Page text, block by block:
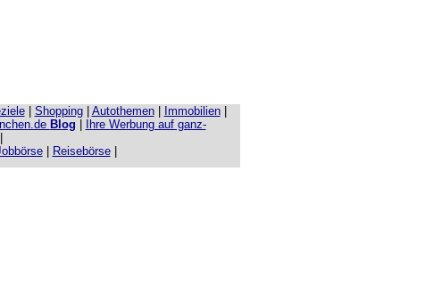
| Shopping Autothemen Immobilien
Blog
Ihre Werbung auf ganz-
| Reisebörse|